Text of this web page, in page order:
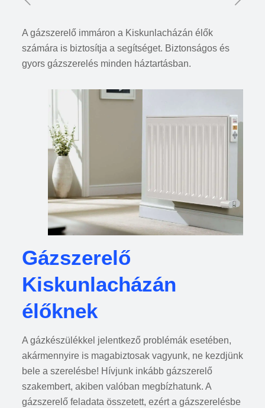
A gázszerelő immáron a Kiskunlacházán élők
számára is biztosítja a segítséget. Biztonságos és
gyors gázszerelés minden háztartásban.
Gázszerelő
Kiskunlacházán
élőknek
A gázkészülékkel jelentkező problémák esetében,
akármennyire is magabiztosak vagyunk, ne kezdjünk
bele a szerelésbe! Hívjunk inkább gázszerelő
szakembert, akiben valóban megbízhatunk. A
gázszerelő feladata összetett, ezért a gázszerelésbe